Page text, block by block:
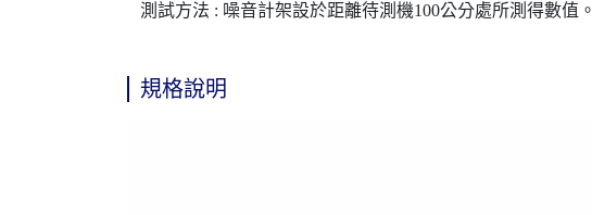
測試方法 : 噪音計架設於距離待測機100公分處所測得數值。
規格說明